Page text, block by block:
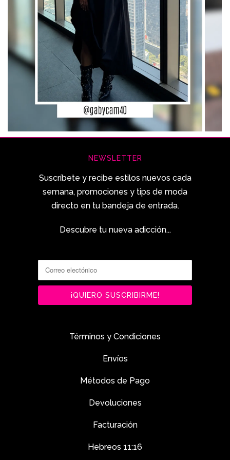
NEWSLETTER
Suscríbete y recibe estilos nuevos cada
semana, promociones y tips de moda
directo en tu bandeja de entrada.
Descubre tu nueva adicción...
Términos y Condiciones
Envíos
Métodos de Pago
Devoluciones
Facturación
Hebreos 11:16